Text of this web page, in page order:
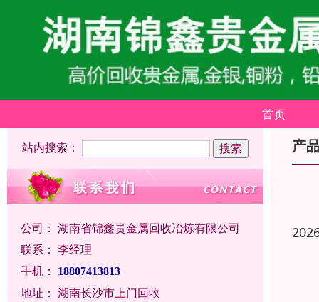
首页
站内搜索：
公司： 湖南省锦鑫贵金属回收冶炼有限公司
联系： 李经理
手机：
18807413813
地址： 湖南长沙市上门回收
产